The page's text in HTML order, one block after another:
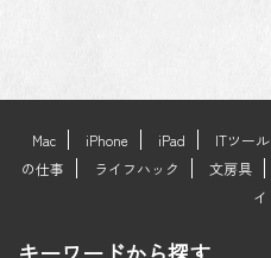
Mac iPhone iPad ITツール
の仕事
ライフハック 文房具
イ